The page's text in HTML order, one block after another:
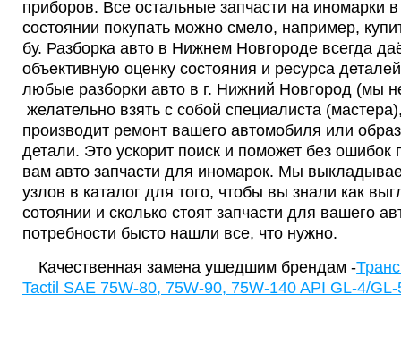
приборов. Все остальные запчасти на иномарки
состоянии покупать можно смело, например,
бу. Разборка авто в Нижнем Новгороде всегда
объективную оценку состояния и ресурса
любые разборки авто в г. Нижний Новгород (мы
желательно взять с собой специалиста
производит ремонт вашего автомобиля или
детали. Это ускорит поиск и поможет без ошибок
вам авто запчасти для иномарок. Мы
узлов в каталог для того, чтобы вы знали как
сотоянии и сколько стоят запчасти для вашего
потребности бысто нашли все, что нужно.
Качественная замена ушедшим брендам -
Tactil SAE 75W-80, 75W-90, 75W-140 API GL-4/GL-